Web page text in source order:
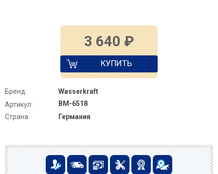
3 640 ₽
КУПИТЬ
Бренд:
Wasserkraft
Артикул:
BM-6518
Страна:
Германия